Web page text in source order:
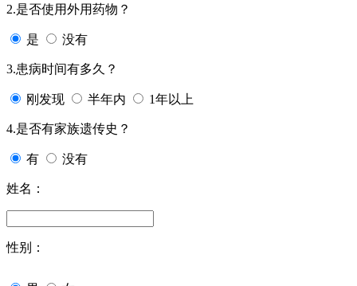
2.是否使用外用药物？
是 没有
3.患病时间有多久？
刚发现 半年内 1年以上
4.是否有家族遗传史？
有 没有
姓名：
性别：